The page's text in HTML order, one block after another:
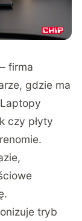
firma
gdzie ma
czy płyty
tryb